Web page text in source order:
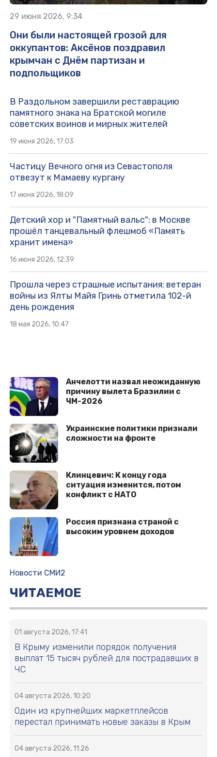
29 июня 2026, 9:34
Они были настоящей грозой для
оккупантов: Аксёнов поздравил
крымчан с Днём партизан и
подпольщиков
В Раздольном завершили реставрацию
памятного знака на Братской могиле
советских воинов и мирных жителей
19 июня 2026, 17:03
Частицу Вечного огня из Севастополя
отвезут к Мамаеву кургану
17 июня 2026, 18:09
Детский хор и "Памятный вальс": в Москве
прошёл танцевальный флешмоб «Память
хранит имена»
16 июня 2026, 12:39
Прошла через страшные испытания: ветеран
войны из Ялты Майя Гринь отметила 102-й
день рождения
18 мая 2026, 10:47
Анчелотти назвал неожиданную
причину вылета Бразилии с
ЧМ-2026
Украинские политики признали
сложности на фронте
Клинцевич: К концу года
ситуация изменится, потом
конфликт с НАТО
Россия признана страной с
высоким уровнем доходов
Новости СМИ2
ЧИТАЕМОЕ
01 августа 2026, 17:41
В Крыму изменили порядок получения
выплат 15 тысяч рублей для пострадавших в
ЧС
04 августа 2026, 10:20
Один из крупнейших маркетплейсов
перестал принимать новые заказы в Крым
04 августа 2026, 11:26